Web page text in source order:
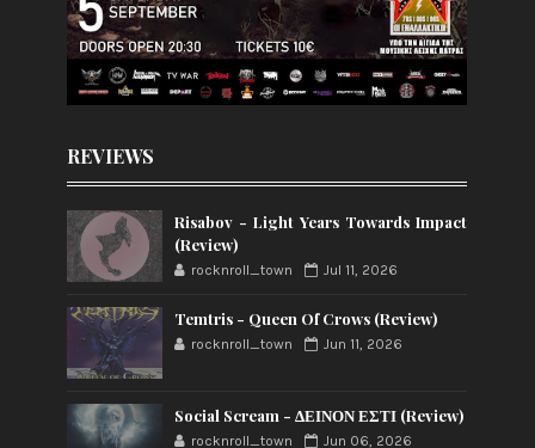
REVIEWS
Risabov - Light Years Towards Impact
(Review)
rocknroll_town Jul 11, 2026
Temtris - Queen Of Crows (Review)
rocknroll_town Jun 11, 2026
Social Scream - ΔΕΙΝΟΝ ΕΣΤΙ (Review)
rocknroll_town Jun 06, 2026